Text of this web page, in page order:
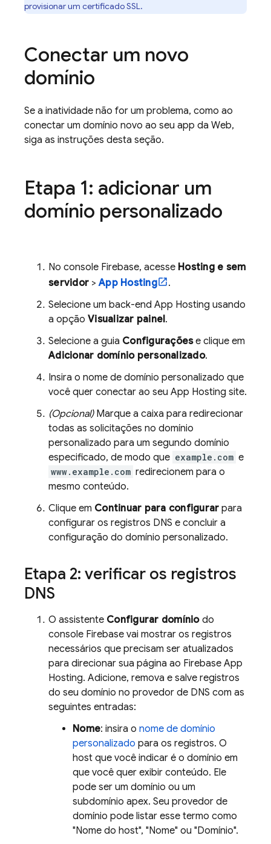
provisionar um certificado SSL.
Conectar um novo
domínio
Se a inatividade não for um problema, como ao
conectar um domínio novo ao seu app da Web,
siga as instruções desta seção.
Etapa 1: adicionar um
domínio personalizado
No console Firebase, acesse Hosting e sem
servidor >App Hosting
.
Selecione um back-end App Hosting usando
a opção Visualizar painel.
Selecione a guia Configuraçõese clique em
Adicionar domínio personalizado.
Insira o nome de domínio personalizado que
você quer conectar ao seu App Hosting site.
(Opcional)Marque a caixa para redirecionar
todas as solicitações no domínio
personalizado para um segundo domínio
especificado, de modo que example.com e
www.example.com redirecionem para o
mesmo conteúdo.
Clique em Continuar para configurar para
configurar os registros DNS e concluir a
configuração do domínio personalizado.
Etapa 2: verificar os registros
DNS
O assistente Configurar domíniodo
console Firebase vai mostrar os registros
necessários que precisam ser atualizados
para direcionar sua página ao Firebase App
Hosting. Adicione, remova e salve registros
do seu domínio no provedor de DNS com as
seguintes entradas:
Nome: insira o nome de domínio
personalizado para os registros. O
host que você indicar é o domínio em
que você quer exibir conteúdo. Ele
pode ser um domínio ou um
subdomínio apex. Seu provedor de
domínio pode listar esse termo como
"Nome do host", "Nome" ou "Domínio".